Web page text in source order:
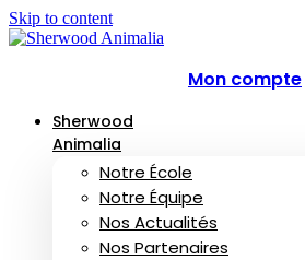
Skip to content
Mon compte
Sherwood
Animalia
Notre École
Notre Équipe
Nos Actualités
Nos Partenaires